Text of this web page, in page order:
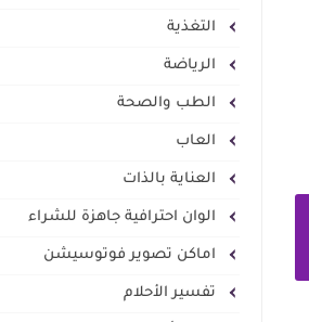
التغذية
الرياضة
الطب والصحة
العاب
العناية بالذات
الوان احترافية جاهزة للشراء
اماكن تصوير فوتوسيشن
تفسير الأحلام